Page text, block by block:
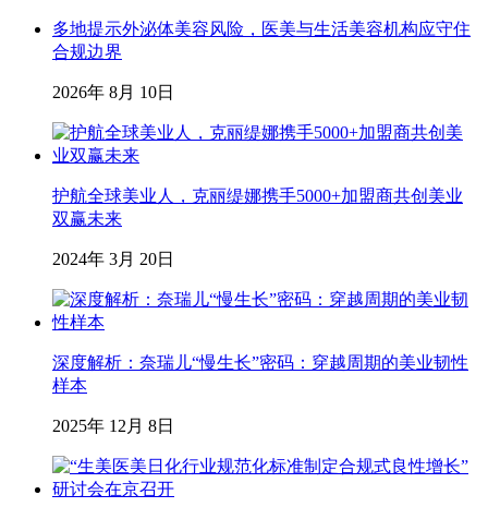
多地提示外泌体美容风险，医美与生活美容机构应守住
合规边界
2026年 8月 10日
护航全球美业人，克丽缇娜携手5000+加盟商共创美业
双赢未来
2024年 3月 20日
深度解析：奈瑞儿“慢生长”密码：穿越周期的美业韧性
样本
2025年 12月 8日